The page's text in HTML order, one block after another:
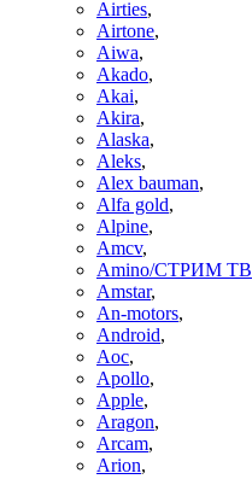
Airties,
Airtone,
Aiwa,
Akado,
Akai,
Akira,
Alaska,
Aleks,
Alex bauman,
Alfa gold,
Alpine,
Amcv,
Amino/СТРИМ ТВ
Amstar,
An-motors,
Android,
Aoc,
Apollo,
Apple,
Aragon,
Arcam,
Arion,